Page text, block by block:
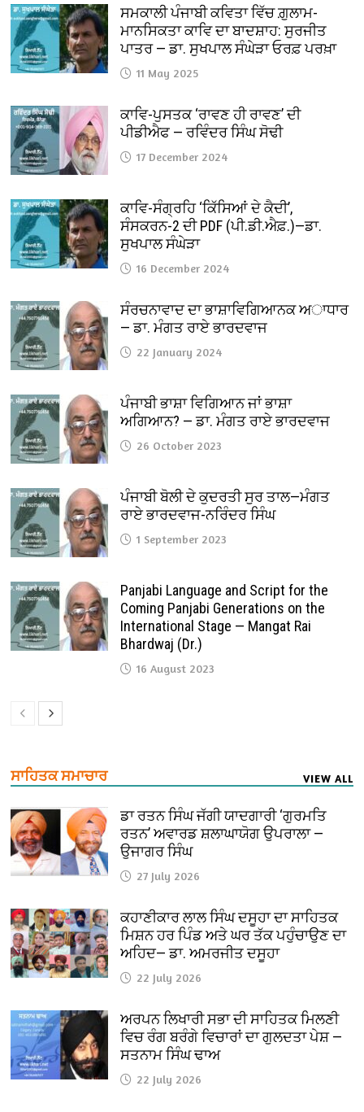
ਸਮਕਾਲੀ ਪੰਜਾਬੀ ਕਵਿਤਾ ਵਿੱਚ ਗ਼ੁਲਾਮ-
ਮਾਨਸਿਕਤਾ ਕਾਵਿ ਦਾ ਬਾਦਸ਼ਾਹ: ਸੁਰਜੀਤ
ਪਾਤਰ — ਡਾ. ਸੁਖਪਾਲ ਸੰਘੇੜਾ ਓਰਫ਼ ਪਰਖ਼ਾ
11 May 2025
ਕਾਵਿ-ਪੁਸਤਕ ‘ਰਾਵਣ ਹੀ ਰਾਵਣ’ ਦੀ
ਪੀਡੀਐਫ — ਰਵਿੰਦਰ ਸਿੰਘ ਸੋਢੀ
17 December 2024
ਕਾਵਿ-ਸੰਗ੍ਰਹਿ ‘ਕਿੱਸਿਆਂ ਦੇ ਕੈਦੀ’,
ਸੰਸਕਰਨ-2 ਦੀ PDF (ਪੀ.ਡੀ.ਐਫ਼.)—ਡਾ.
ਸੁਖਪਾਲ ਸੰਘੇੜਾ
16 December 2024
ਸੰਰਚਨਾਵਾਦ ਦਾ ਭਾਸ਼ਾਵਿਗਿਆਨਕ ਅਾਧਾਰ
— ਡਾ. ਮੰਗਤ ਰਾਏ ਭਾਰਦਵਾਜ
22 January 2024
ਪੰਜਾਬੀ ਭਾਸ਼ਾ ਵਿਗਿਆਨ ਜਾਂ ਭਾਸ਼ਾ
ਅਗਿਆਨ? — ਡਾ. ਮੰਗਤ ਰਾਏ ਭਾਰਦਵਾਜ
26 October 2023
ਪੰਜਾਬੀ ਬੋਲੀ ਦੇ ਕੁਦਰਤੀ ਸੁਰ ਤਾਲ—ਮੰਗਤ
ਰਾਏ ਭਾਰਦਵਾਜ-ਨਰਿੰਦਰ ਸਿੰਘ
1 September 2023
Panjabi Language and Script for the
Coming Panjabi Generations on the
International Stage — Mangat Rai
Bhardwaj (Dr.)
16 August 2023
ਸਾਹਿਤਕ ਸਮਾਚਾਰ VIEW ALL
ਡਾ ਰਤਨ ਸਿੰਘ ਜੱਗੀ ਯਾਦਗਾਰੀ ‘ਗੁਰਮਤਿ
ਰਤਨ’ ਅਵਾਰਡ ਸ਼ਲਾਘਾਯੋਗ ਉਪਰਾਲਾ —
ਉਜਾਗਰ ਸਿੰਘ
27 July 2026
ਕਹਾਣੀਕਾਰ ਲਾਲ ਸਿੰਘ ਦਸੂਹਾ ਦਾ ਸਾਹਿਤਕ
ਮਿਸ਼ਨ ਹਰ ਪਿੰਡ ਅਤੇ ਘਰ ਤੱਕ ਪਹੁੰਚਾਉਣ ਦਾ
ਅਹਿਦ— ਡਾ. ਅਮਰਜੀਤ ਦਸੂਹਾ
22 July 2026
ਅਰਪਨ ਲਿਖਾਰੀ ਸਭਾ ਦੀ ਸਾਹਿਤਕ ਮਿਲਣੀ
ਵਿਚ ਰੰਗ ਬਰੰਗੇ ਵਿਚਾਰਾਂ ਦਾ ਗੁਲਦਤਾ ਪੇਸ਼ —
ਸਤਨਾਮ ਸਿੰਘ ਢਾਅ
22 July 2026